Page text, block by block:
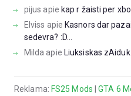
pijus apie kap r žaisti per
Elviss apie Kasnors dar
sedevra? :D...
Milda apie Liuksiskas
Reklama: FS25 Mods |GTA 6